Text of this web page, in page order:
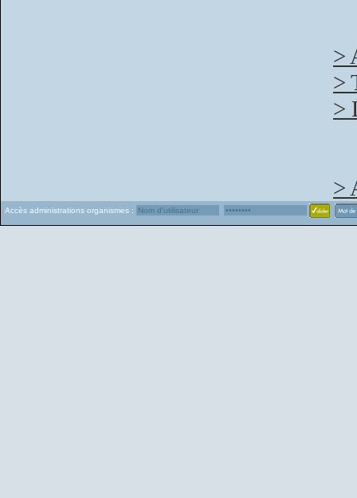
>
>
>
>
Accès administrations organismes :